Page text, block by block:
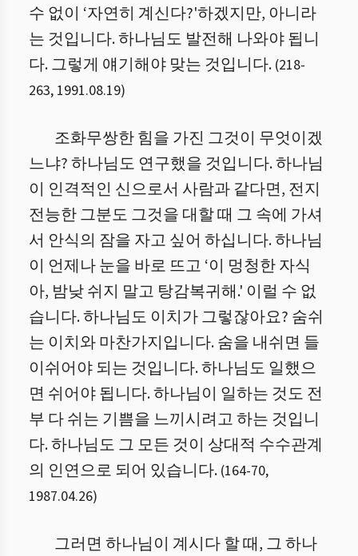
수 없이 ‘자연히 계신다?'하겠지만, 아니라
는 것입니다. 하나님도 발전해 나와야 됩니
다. 그렇게 얘기해야 맞는 것입니다. (218-
263, 1991.08.19)
조화무쌍한 힘을 가진 그것이 무엇이겠
느냐? 하나님도 연구했을 것입니다. 하나님
이 인격적인 신으로서 사람과 같다면, 전지
전능한 그분도 그것을 대할 때 그 속에 가셔
서 안식의 잠을 자고 싶어 하십니다. 하나님
이 언제나 눈을 바로 뜨고 ‘이 멍청한 자식
아, 밤낮 쉬지 말고 탕감복귀해.' 이럴 수 없
습니다. 하나님도 이치가 그렇잖아요? 숨쉬
는 이치와 마찬가지입니다. 숨을 내쉬면 들
이쉬어야 되는 것입니다. 하나님도 일했으
면 쉬어야 됩니다. 하나님이 일하는 것도 전
부 다 쉬는 기쁨을 느끼시려고 하는 것입니
다. 하나님도 그 모든 것이 상대적 수수관계
의 인연으로 되어 있습니다. (164-70,
1987.04.26)
그러면 하나님이 계시다 할 때, 그 하나